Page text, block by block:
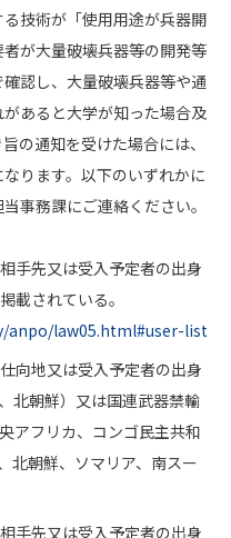
技術が「使⽤⽤途が兵器開
が⼤量破壊兵器等の開発等
認し、⼤量破壊兵器等や通
あると大学が知った場合及
の通知を受けた場合には、
ります。以下のいずれかに
事務課にご連絡ください。
手先又は受入予定者の出身
載されている。
anpo/law05.html#user-list
向地又は受入予定者の出身
北朝鮮）又は国連武器禁輸
アフリカ、コンゴ民主共和
北朝鮮、ソマリア、南スー
手先又は受入予定者の出身